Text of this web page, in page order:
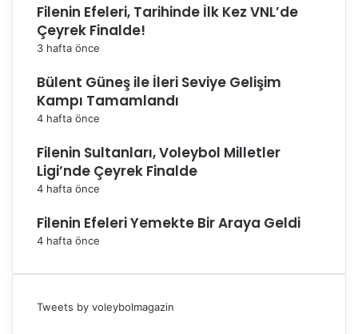
Filenin Efeleri, Tarihinde İlk Kez VNL’de
Çeyrek Finalde!
3 hafta önce
Bülent Güneş ile İleri Seviye Gelişim
Kampı Tamamlandı
4 hafta önce
Filenin Sultanları, Voleybol Milletler
Ligi’nde Çeyrek Finalde
4 hafta önce
Filenin Efeleri Yemekte Bir Araya Geldi
4 hafta önce
Tweets by voleybolmagazin